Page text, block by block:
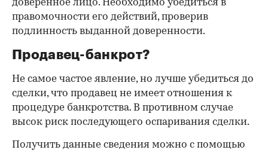
доверенное лицо. Необходимо убедиться в
правомочности его действий, проверив
подлинность выданной доверенности.
Продавец-банкрот?
Не самое частое явление, но лучше убедиться до
сделки, что продавец не имеет отношения к
процедуре банкротства. В противном случае
высок риск последующего оспаривания сделки.
Получить данные сведения можно с помощью